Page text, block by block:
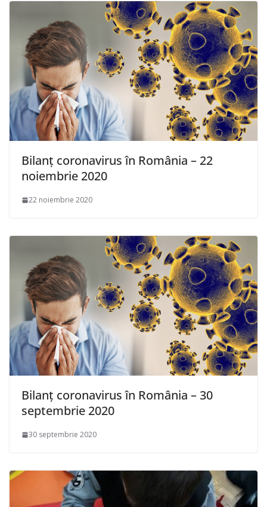
Bilanț coronavirus în România – 22
noiembrie 2020
22 noiembrie 2020
Bilanț coronavirus în România – 30
septembrie 2020
30 septembrie 2020